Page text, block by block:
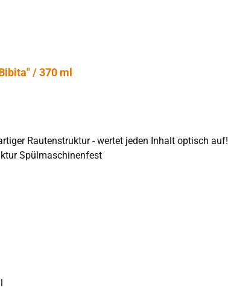
/ 370 ml
Inhalt optisch auf! Marke: Bormioli Rocco Abmessungen: 78 x 145 mm (Ø x Höhe) Inhalt: 37cl
Spülmaschinenfest